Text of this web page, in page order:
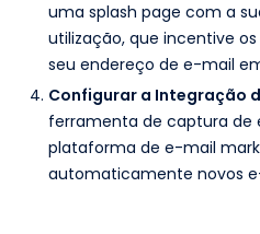
uma splash page com a
utilização, que incentive
seu endereço de e-mail
Configurar a Integração
ferramenta de captura de
plataforma de e-mail
automaticamente novos